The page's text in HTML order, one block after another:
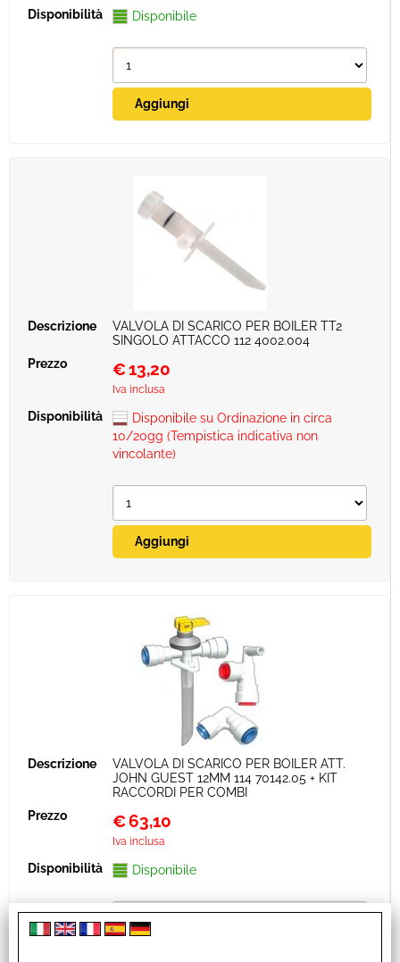
Disponibile
VALVOLA DI SCARICO PER BOILER TT2
SINGOLO ATTACCO 112 4002.004
€13,20
Iva inclusa
Disponibile su Ordinazione in circa
10/20gg (Tempistica indicativa non
vincolante)
VALVOLA DI SCARICO PER BOILER ATT.
JOHN GUEST 12MM 114 70142.05 + KIT
RACCORDI PER COMBI
€63,10
Iva inclusa
Disponibile